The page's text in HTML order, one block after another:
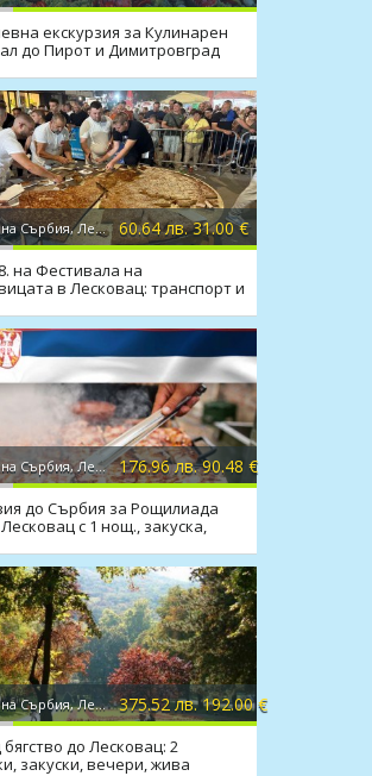
екскурзия за Кулинарен
до Пирот и Димитровград
Източна Сърбия, Лесковац 60.64 лв. 31.00 €
на Фестивала на
в Лесковац: транспорт и
Източна Сърбия, Лесковац 176.96 лв. 90.48 €
до Сърбия за Рощилиада
Лесковац с 1 нощ., закуска,
Източна Сърбия, Лесковац 375.52 лв. 192.00 €
до Лесковац: 2
закуски, вечери, жива